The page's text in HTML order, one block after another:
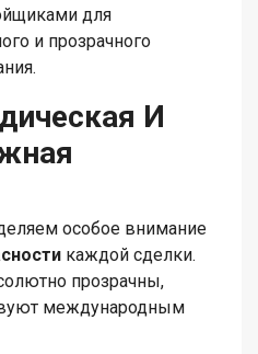
для
и прозрачного
И
особое внимание
каждой сделки.
прозрачны,
международным